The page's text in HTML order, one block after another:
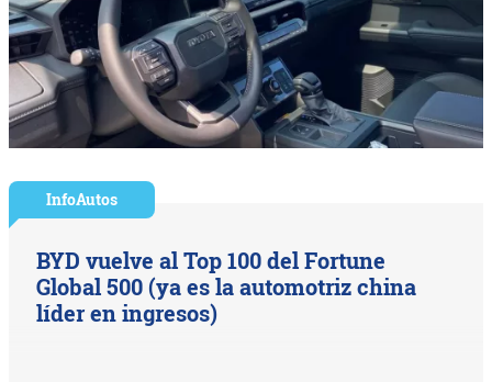
InfoAutos
BYD vuelve al Top 100 del Fortune
Global 500 (ya es la automotriz china
líder en ingresos)